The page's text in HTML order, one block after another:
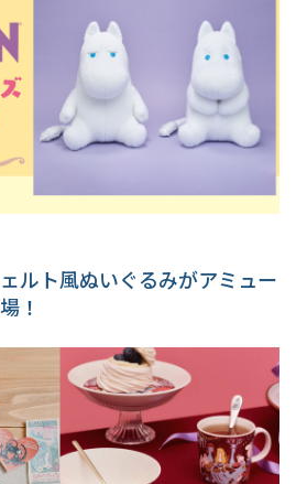
ルト風ぬいぐるみがアミュー
！